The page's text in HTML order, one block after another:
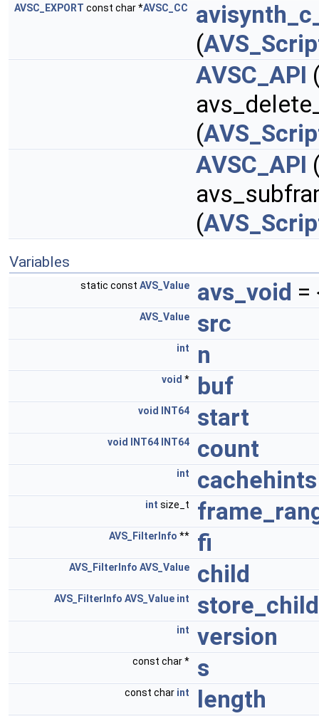
AVSC_EXPORT const char *AVSC_CC
(
AVSC_API
(
AVSC_API
(
Variables
static const AVS_Value avs_void =
AVS_Value src
int n
void * buf
void INT64 start
void INT64 INT64 count
int cachehints
int size_t
AVS_FilterInfo ** fi
AVS_FilterInfo AVS_Value child
AVS_FilterInfo AVS_Value int store_child
int version
const char * s
const char int length